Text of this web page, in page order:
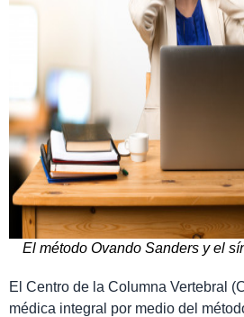
El método Ovando Sanders y el
El Centro de la Columna Vertebral
médica integral por medio del